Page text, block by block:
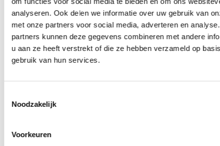
analyseren. Ook delen we informatie over uw gebruik van
met onze partners voor social media, adverteren en
partners kunnen deze gegevens combineren met andere
u aan ze heeft verstrekt of die ze hebben verzameld op
gebruik van hun services.
Noodzakelijk
Voorkeuren
Certificering kan worden verleend aan één enkele
juridische entiteit of aan meerdere, met elkaar
verbonden entiteiten. Kleinere organisaties kunnen
deelnemen via een groepscertificeringsmodel.
certificering en zorgt ervoor dat alle toegepaste